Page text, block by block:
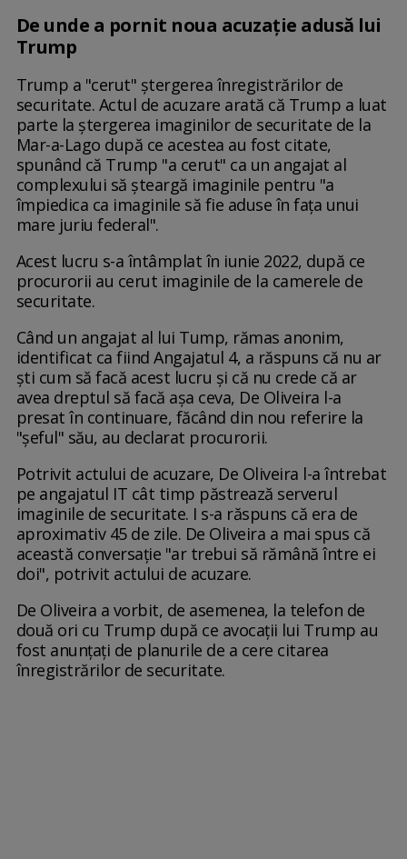
De unde a pornit noua acuzație adusă lui
Trump
Trump a "cerut" ștergerea înregistrărilor de
securitate. Actul de acuzare arată că Trump a luat
parte la ștergerea imaginilor de securitate de la
Mar-a-Lago după ce acestea au fost citate,
spunând că Trump "a cerut" ca un angajat al
complexului să șteargă imaginile pentru "a
împiedica ca imaginile să fie aduse în fața unui
mare juriu federal".
Acest lucru s-a întâmplat în iunie 2022, după ce
procurorii au cerut imaginile de la camerele de
securitate.
Când un angajat al lui Tump, rămas anonim,
identificat ca fiind Angajatul 4, a răspuns că nu ar
ști cum să facă acest lucru și că nu crede că ar
avea dreptul să facă așa ceva, De Oliveira l-a
presat în continuare, făcând din nou referire la
"șeful" său, au declarat procurorii.
Potrivit actului de acuzare, De Oliveira l-a întrebat
pe angajatul IT cât timp păstrează serverul
imaginile de securitate. I s-a răspuns că era de
aproximativ 45 de zile. De Oliveira a mai spus că
această conversație "ar trebui să rămână între ei
doi", potrivit actului de acuzare.
De Oliveira a vorbit, de asemenea, la telefon de
două ori cu Trump după ce avocații lui Trump au
fost anunțați de planurile de a cere citarea
înregistrărilor de securitate.